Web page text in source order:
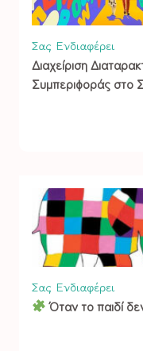
Σας Ενδιαφέρει
Διαχείριση
Συμπεριφοράς στο
Σας Ενδιαφέρει
Όταν το παιδί